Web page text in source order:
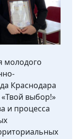
молодого
Краснодара
выбор!»
и процесса